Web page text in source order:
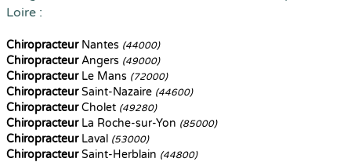
Loire :
ChiropracteurNantes (44000)
ChiropracteurAngers (49000)
ChiropracteurLe Mans (72000)
ChiropracteurSaint-Nazaire (44600)
ChiropracteurCholet (49280)
ChiropracteurLa Roche-sur-Yon (85000)
ChiropracteurLaval (53000)
ChiropracteurSaint-Herblain (44800)